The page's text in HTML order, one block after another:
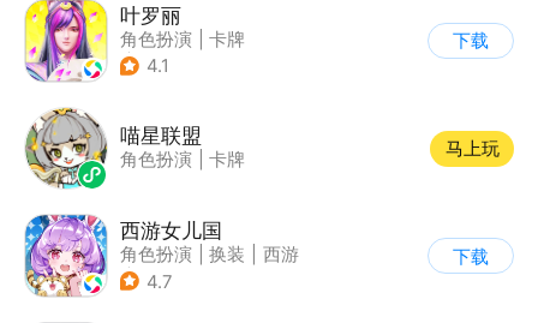
叶罗丽
角色扮演
卡牌
| 影视改编
4.1
下载
喵星联盟
角色扮演 卡牌
马上玩
西游女儿国
角色扮演 换装
西游
| 剧情
4.7
下载